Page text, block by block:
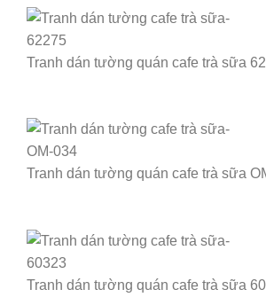
Tranh dán tường quán cafe trà sữa
Tranh dán tường quán cafe trà sữa
Tranh dán tường quán cafe trà sữa